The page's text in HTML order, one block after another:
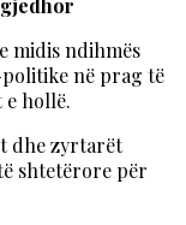
midis ndihmës
në prag të
e hollë.
dhe zyrtarët
shtetërore për